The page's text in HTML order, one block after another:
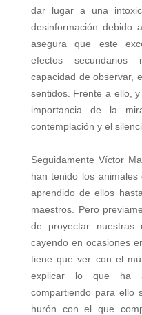
dar lugar a una
desinformación debido
asegura que este
efectos
capacidad de observar,
sentidos. Frente a ello,
importancia de la
contemplación y el
Seguidamente Víctor
han tenido los
aprendido de ellos
maestros. Pero
de proyectar nuestras
cayendo en ocasiones
tiene que ver con el
explicar lo que ha
compartiendo para ello
hurón con el que